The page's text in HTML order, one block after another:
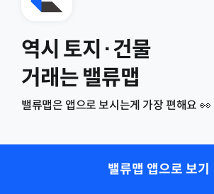
역시 토지·건물
거래는 밸류맵
밸류맵은 앱으로 보시는게 가장 편해요 👀
밸류맵 앱으로 보기